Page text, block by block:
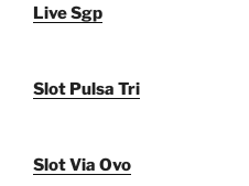
Live Sgp
Slot Pulsa Tri
Slot Via Ovo